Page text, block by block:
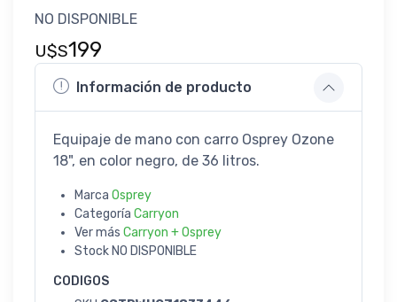
NO DISPONIBLE
U$S199
Información de producto
Equipaje de mano con carro Osprey Ozone
18", en color negro, de 36 litros.
Marca Osprey
Categoría Carryon
Ver más Carryon + Osprey
Stock NO DISPONIBLE
CODIGOS